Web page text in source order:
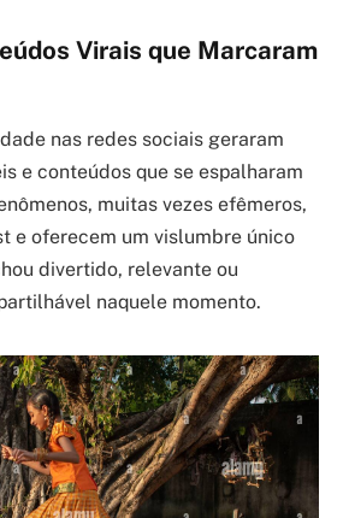
Virais que Marcaram
nas redes sociais geraram
e conteúdos que se espalharam
muitas vezes efêmeros,
e oferecem um vislumbre único
divertido, relevante ou
naquele momento.